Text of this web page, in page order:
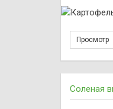
Просмотр
Соленая